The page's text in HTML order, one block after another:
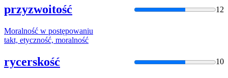
przyzwoitość 12
Moralność w postępowaniu
takt, etyczność, moralność
rycerskość 10